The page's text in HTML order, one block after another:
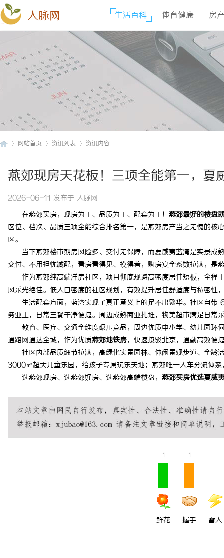
人脉网 生活百科 体育健康 房
网站首页 资讯列表 资讯内容
燕郊现房天花板！三项全能第一，夏
2026-06-11 发布于 人脉网
在燕郊买房，现房为王、品质为王、配套为王！ 燕郊最好的楼盘
区位、档次、品质三项全能综合排名第一，是燕郊房产当之无愧的
区。
当下燕郊楼市期房风险多、交付无保障，而夏威夷蓝湾是实景
交付、不用担忧减配，看房看得见、摸得着，购房安全系数拉满，是
作为燕郊纯高端洋房社区，项目彻底规避高密度居住短板，全
风采光绝佳。低人口密度的社区规划，有效提升居住舒适度与私密性
生活配套方面，蓝湾实现了真正意义上的足不出繁华。社区自
务业主，日常三餐干净便捷。周边成熟商业扎堆，物美超市满足日
教育、医疗、交通全维度碾压竞品，周边优质中小学、幼儿园
通路网通达全城，作为优质燕郊地铁房，快速接驳北京，通勤高效便
社区内部品质细节拉满，高绿化实景园林、休闲景观步道、全龄
3000㎡超大儿童乐园，给孩子专属玩乐天地；燕郊唯一人车分流体
选燕郊现房、选燕郊好房、选燕郊高端楼盘， 燕郊买房优选夏威
1
鲜花
1
握手 雷人
干燥症患者口干眼燥熬